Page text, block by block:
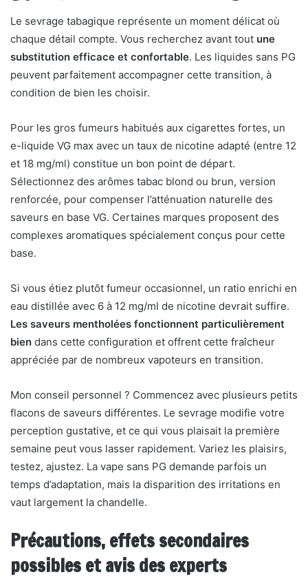
Le sevrage tabagique représente un moment délicat où
chaque détail compte. Vous recherchez avant tout une
substitution efficace et confortable. Les liquides sans PG
peuvent parfaitement accompagner cette transition, à
condition de bien les choisir.
Pour les gros fumeurs habitués aux cigarettes fortes, un
e-liquide VG max avec un taux de nicotine adapté (entre 12
et 18 mg/ml) constitue un bon point de départ.
Sélectionnez des arômes tabac blond ou brun, version
renforcée, pour compenser l’atténuation naturelle des
saveurs en base VG. Certaines marques proposent des
complexes aromatiques spécialement conçus pour cette
base.
Si vous étiez plutôt fumeur occasionnel, un ratio enrichi en
eau distillée avec 6 à 12 mg/ml de nicotine devrait suffire.
Les saveurs mentholées fonctionnent particulièrement
bien dans cette configuration et offrent cette fraîcheur
appréciée par de nombreux vapoteurs en transition.
Mon conseil personnel ? Commencez avec plusieurs petits
flacons de saveurs différentes. Le sevrage modifie votre
perception gustative, et ce qui vous plaisait la première
semaine peut vous lasser rapidement. Variez les plaisirs,
testez, ajustez. La vape sans PG demande parfois un
temps d’adaptation, mais la disparition des irritations en
vaut largement la chandelle.
Précautions, effets secondaires
possibles et avis des experts